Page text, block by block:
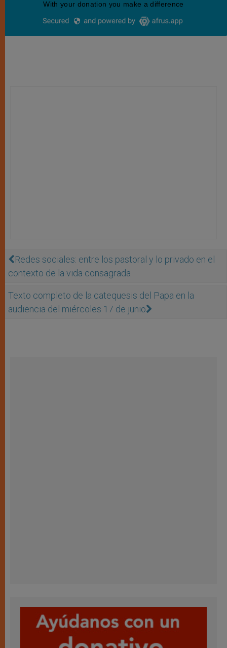
Redes sociales: entre los pastoral y lo privado en el
contexto de la vida consagrada
Texto completo de la catequesis del Papa en la
audiencia del miércoles 17 de junio